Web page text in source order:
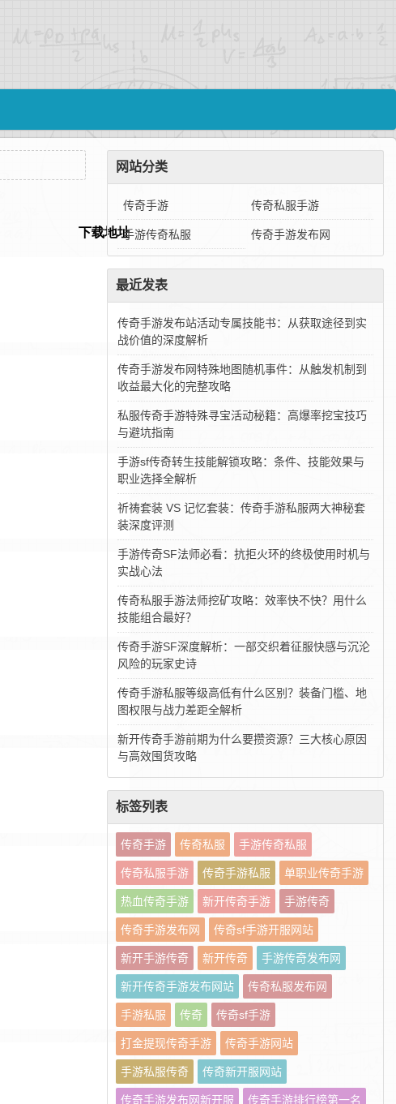
网站分类
传奇手游 传奇私服手游
手游传奇私服 传奇手游发布网
最近发表
传奇手游发布站活动专属技能书：从获取途径到实
战价值的深度解析
传奇手游发布网特殊地图随机事件：从触发机制到
收益最大化的完整攻略
私服传奇手游特殊寻宝活动秘籍：高爆率挖宝技巧
与避坑指南
手游sf传奇转生技能解锁攻略：条件、技能效果与
职业选择全解析
祈祷套装 VS 记忆套装：传奇手游私服两大神秘套
装深度评测‌
手游传奇SF法师必看：抗拒火环的终极使用时机与
实战心法
传奇私服手游法师挖矿攻略：效率快不快？用什么
技能组合最好？
传奇手游SF深度解析：一部交织着征服快感与沉沦
风险的玩家史诗
传奇手游私服等级高低有什么区别？装备门槛、地
图权限与战力差距全解析
新开传奇手游前期为什么要攒资源？三大核心原因
与高效囤货攻略
标签列表
传奇手游 传奇私服 手游传奇私服
传奇私服手游 传奇手游私服 单职业传奇手游
热血传奇手游 新开传奇手游 手游传奇
传奇手游发布网 传奇sf手游开服网站
新开手游传奇 新开传奇 手游传奇发布网
新开传奇手游发布网站 传奇私服发布网
手游私服 传奇 传奇sf手游
打金提现传奇手游 传奇手游网站
手游私服传奇 传奇新开服网站
传奇手游发布网新开服 传奇手游排行榜第一名